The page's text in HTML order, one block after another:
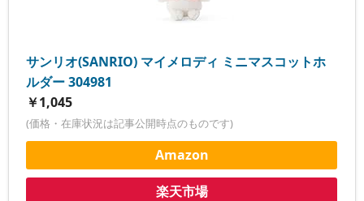
サンリオ(SANRIO) マイメロディ ミニマスコットホ
ルダー 304981
￥1,045
(価格・在庫状況は記事公開時点のものです)
Amazon
楽天市場